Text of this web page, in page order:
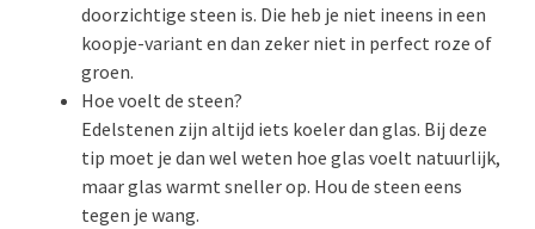
doorzichtige steen is. Die heb je niet ineens in een
koopje-variant en dan zeker niet in perfect roze of
groen.
Hoe voelt de steen?
Edelstenen zijn altijd iets koeler dan glas. Bij deze
tip moet je dan wel weten hoe glas voelt natuurlijk,
maar glas warmt sneller op. Hou de steen eens
tegen je wang.